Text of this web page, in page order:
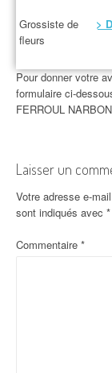
Grossiste de
fleurs
>
Pour donner votre
formulaire ci-
FERROUL
Laisser un
Votre adresse e-
sont indiqués avec *
Commentaire *